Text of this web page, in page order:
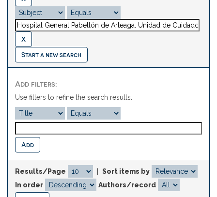
Start a new search
Add filters:
Use filters to refine the search results.
Results/Page
Sort items by
In order
Authors/record